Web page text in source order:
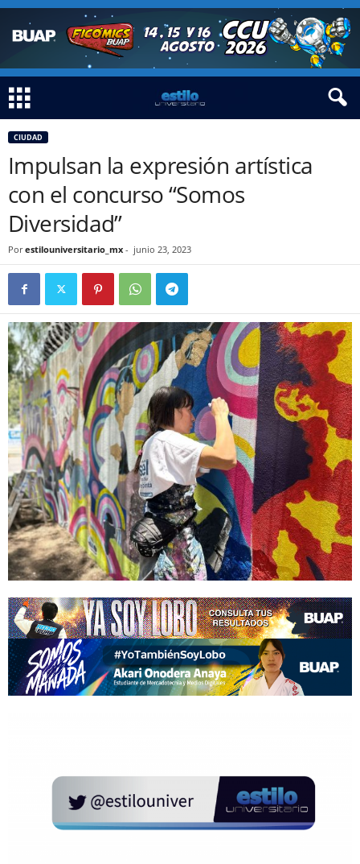
CIUDAD
Impulsan la expresión artística
con el concurso “Somos
Diversidad”
Por estilouniversitario_mx - junio 23, 2023